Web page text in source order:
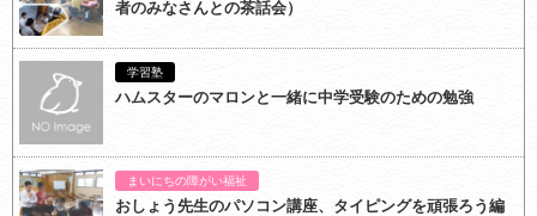
者のみなさんとの茶話会）
学習塾
ハムスターのマロンと一緒に中学受験のための勉強
まいにちの障がい福祉
おしょう先生のパソコン講座、タイピングを頑張ろう編